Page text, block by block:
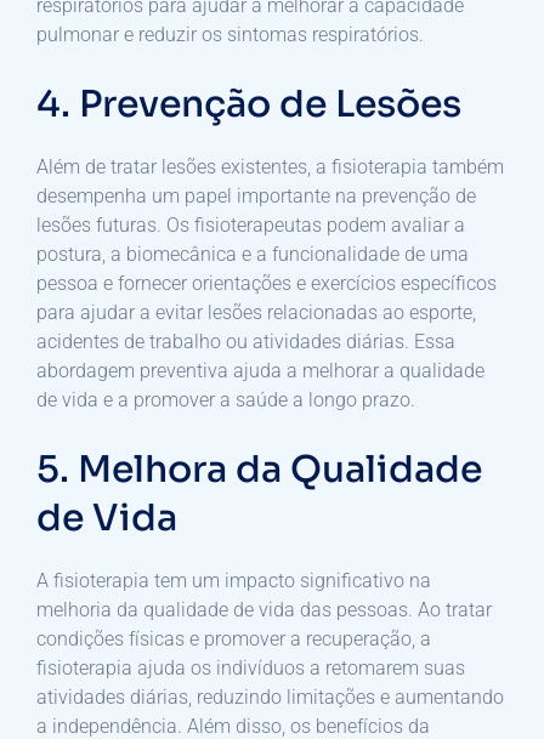
respiratórios para ajudar a melhorar a capacidade
pulmonar e reduzir os sintomas respiratórios.
4. Prevenção de Lesões
Além de tratar lesões existentes, a fisioterapia também
desempenha um papel importante na prevenção de
lesões futuras. Os fisioterapeutas podem avaliar a
postura, a biomecânica e a funcionalidade de uma
pessoa e fornecer orientações e exercícios específicos
para ajudar a evitar lesões relacionadas ao esporte,
acidentes de trabalho ou atividades diárias. Essa
abordagem preventiva ajuda a melhorar a qualidade
de vida e a promover a saúde a longo prazo.
5. Melhora da Qualidade
de Vida
A fisioterapia tem um impacto significativo na
melhoria da qualidade de vida das pessoas. Ao tratar
condições físicas e promover a recuperação, a
fisioterapia ajuda os indivíduos a retomarem suas
atividades diárias, reduzindo limitações e aumentando
a independência. Além disso, os benefícios da